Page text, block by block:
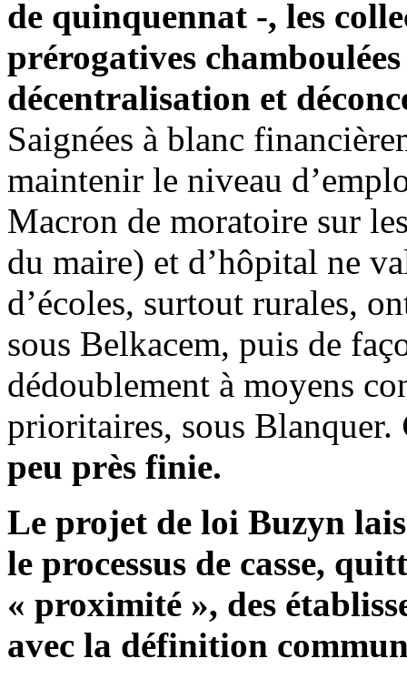
de quinquennat -, les
prérogatives
décentralisation et
Saignées à blanc
maintenir le niveau
Macron de moratoire sur
du maire) et d’hôpital ne
d’écoles, surtout rurales,
sous Belkacem, puis de
dédoublement à moyens
prioritaires, sous Blanquer.
peu près finie.
Le projet de loi Buzyn
le processus de casse,
« proximité », des
avec la définition